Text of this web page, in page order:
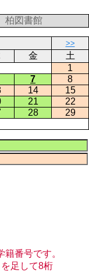
柏図書館
>>
金
土
1
7
8
14
15
21
22
28
29
番号です。
足して8桁